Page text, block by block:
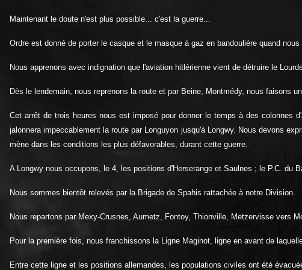
Maintenant le doute n'est plus possible... c'est la guerre...
Ordre est donné de porter le casque et le masque à gaz en bandoulière quand nous
Nous apprenons avec indignation que l'aviation hitlérienne vient de détruire le
Dès le lendemain, nous reprenons la route et par Beine, Montmédy, nous faisons
Cet arrêt de trois heures nous est imposé pour donner le temps à des colonnes
jalonnera impeccablement la route par Longuyon jusqu'à Longwy. Nous devons
mène dans les conditions les plus défavorables, durant cette guerre.
A Longwy nous occupons, le 4, les positions d'Herserange et Saulnes ; le P.C. du
Nous sommes bientôt relevés par la Brigade de Spahis rattachée à notre Division.
Nous repartons par Mexy-Crusnes, Aumetz, Fontoy, Thionville, Metzervisse vers
Pour la première fois, nous franchissons la Ligne Maginot, ligne en avant de
Entre cette ligne et les positions allemandes, les populations civiles ont été